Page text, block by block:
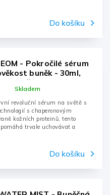
Do košíku
- Pokročilé sérum
buněk - 30ml,
Skladem
Do košíku
revoluční sérum na světě s
s chaperonovým
kožních proteinů, tento
trvale uchovávat a